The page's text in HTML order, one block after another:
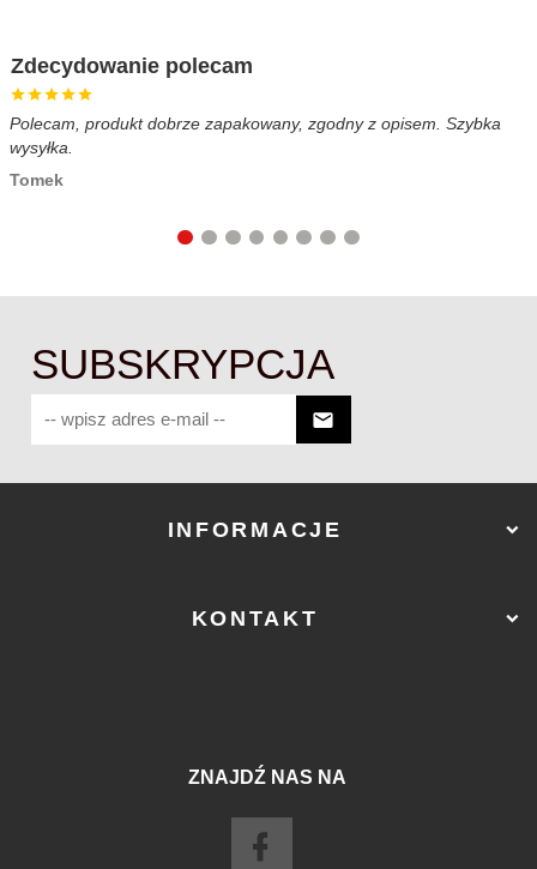
Zdecydowanie polecam
Polecam, produkt dobrze zapakowany, zgodny z opisem. Szybka
wysyłka.
Tomek
SUBSKRYPCJA
INFORMACJE
KONTAKT
sklep@ostry-sklep.pl
ZNAJDŹ NAS NA